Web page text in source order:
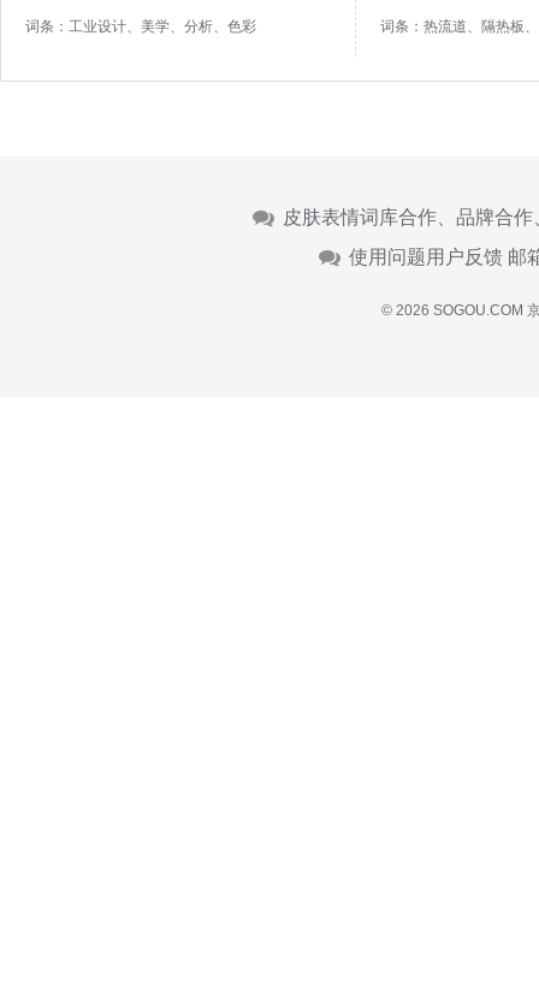
词条：工业设计、美学、分析、色彩 词条：热流道、隔热板
皮肤表情词库合作、品牌合
使用问题用户反馈 邮
© 2026 SOGOU.COM